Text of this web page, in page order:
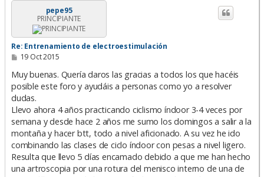
pepe95
PRINCIPIANTE
Re: Entrenamiento de electroestimulación
M
n
s
a
j
19 Oct 2015
Muy buenas. Quería daros las gracias a todos los que hacéis
posible este foro y ayudáis a personas como yo a resolver
dudas.
Llevo ahora 4 años practicando ciclismo índoor 3-4 veces por
semana y desde hace 2 años me sumo los domingos a salir a la
montaña y hacer btt, todo a nivel aficionado. A su vez he ido
combinando las clases de ciclo índoor con pesas a nivel ligero.
Resulta que llevo 5 días encamado debido a que me han hecho
una artroscopia por una rotura del menisco interno de una de